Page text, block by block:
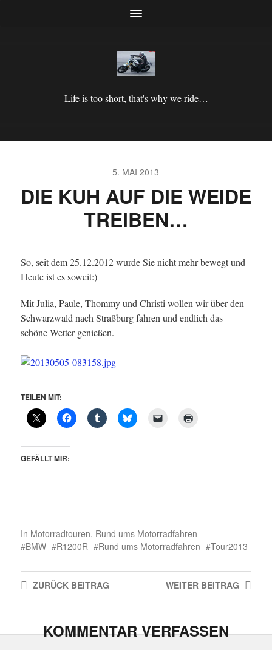
Life is too short, that's why we ride…
5. MAI 2013
DIE KUH AUF DIE WEIDE
TREIBEN…
So, seit dem 25.12.2012 wurde Sie nicht mehr bewegt und
Heute ist es soweit:)
Mit Julia, Paule, Thommy und Christi wollen wir über den
Schwarzwald nach Straßburg fahren und endlich das
schöne Wetter genießen.
TEILEN MIT:
GEFÄLLT MIR:
In Motorradtouren, Rund ums Motorradfahren
BMW
R1200R Rund ums Motorradfahren Tour2013
WEITER BEITRAG
ZURÜCKBEITRAG
KOMMENTAR VERFASSEN